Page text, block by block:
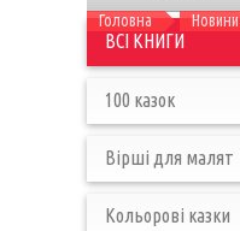
Головна Новини
ВСІ КНИГИ
100 казок
Вірші для малят
Кольорові казки